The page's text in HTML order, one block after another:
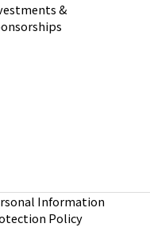
&
Information
Policy